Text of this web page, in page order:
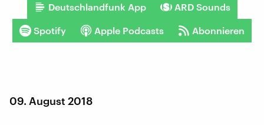
Deutschlandfunk App ARD Sounds
Spotify Apple Podcasts Abonnieren
09. August 2018